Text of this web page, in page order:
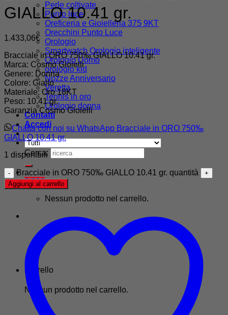
Perle coltivate
Punto luce
Oreficeria e Gioielleria 375 9KT
Orecchini Punto Luce
Orologio
Smartwatch Orologio inteligente
Orologio Uomo
orologio kid
Nozze Anniversario
Veretta
Tennis in oro
Orologio donna
Contatti
Accedi
Cerca:
0,00€
Nessun prodotto nel carrello.
Carrello
Nessun prodotto nel carrello.
GIALLO 10.41 gr.
1.433,06€
Bracciale in ORO 750‰ GIALLO 10.41 gr.
Marca: Cosmo Gioielli
Genere: Donna
Colore: Giallo
Materiale: Oro 18KT
Peso: 10.41 gr.
Garanzia Cosmo Gioielli
Chatta con noi su WhatsApp Bracciale in ORO 750‰
GIALLO 10.41 gr.
1 disponibili
Bracciale in ORO 750‰ GIALLO 10.41 gr. quantità
Aggiungi al carrello